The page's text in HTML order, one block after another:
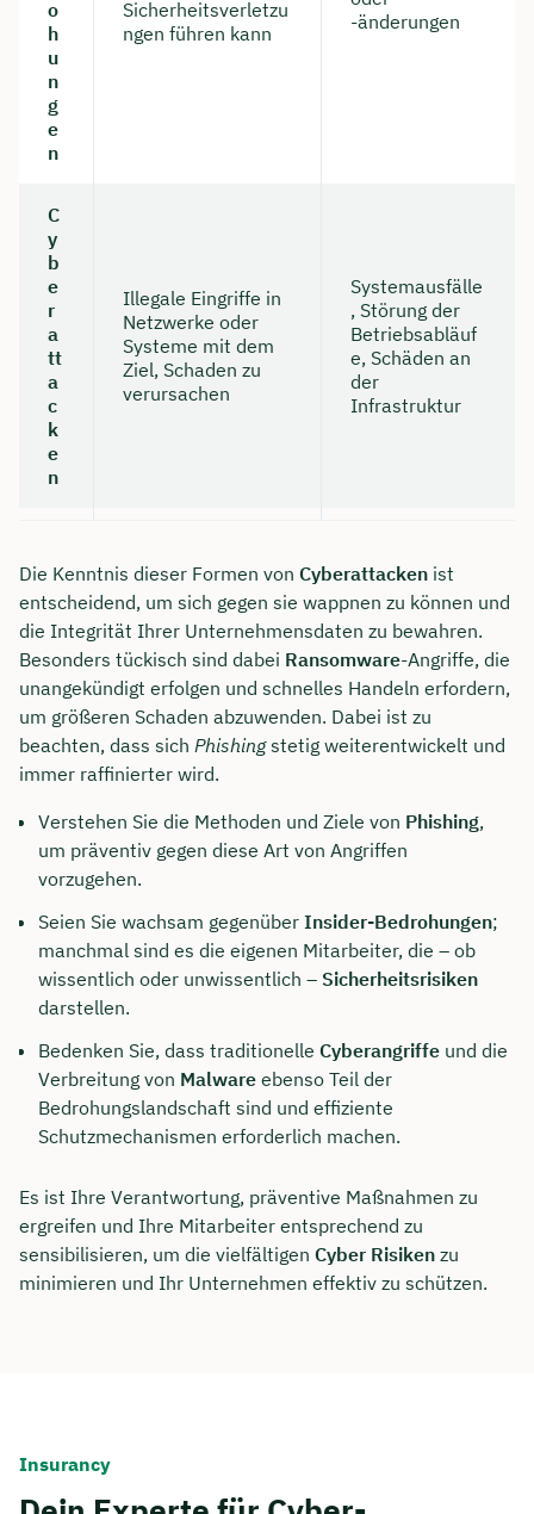
o
h
u
n
g
e
n
Sicherheitsverletzu
ngen führen kann
-änderungen
C
y
b
e
r
a
tt
a
c
k
e
n
Illegale Eingriffe in
Netzwerke oder
Systeme mit dem
Ziel, Schaden zu
verursachen
Systemausfälle
, Störung der
Betriebsabläuf
e, Schäden an
der
Infrastruktur
Die Kenntnis dieser Formen von Cyberattacken ist
entscheidend, um sich gegen sie wappnen zu können und
die Integrität Ihrer Unternehmensdaten zu bewahren.
Besonders tückisch sind dabei Ransomware-Angriffe, die
unangekündigt erfolgen und schnelles Handeln erfordern,
um größeren Schaden abzuwenden. Dabei ist zu
beachten, dass sich Phishingstetig weiterentwickelt und
immer raffinierter wird.
Verstehen Sie die Methoden und Ziele von Phishing,
um präventiv gegen diese Art von Angriffen
vorzugehen.
Seien Sie wachsam gegenüber Insider-Bedrohungen;
manchmal sind es die eigenen Mitarbeiter, die – ob
wissentlich oder unwissentlich – Sicherheitsrisiken
darstellen.
Bedenken Sie, dass traditionelle Cyberangriffe und die
Verbreitung von Malware ebenso Teil der
Bedrohungslandschaft sind und effiziente
Schutzmechanismen erforderlich machen.
Es ist Ihre Verantwortung, präventive Maßnahmen zu
ergreifen und Ihre Mitarbeiter entsprechend zu
sensibilisieren, um die vielfältigen Cyber Risiken zu
minimieren und Ihr Unternehmen effektiv zu schützen.
Insurancy
Wir beraten dich Montag bis Freitag von 8 bis